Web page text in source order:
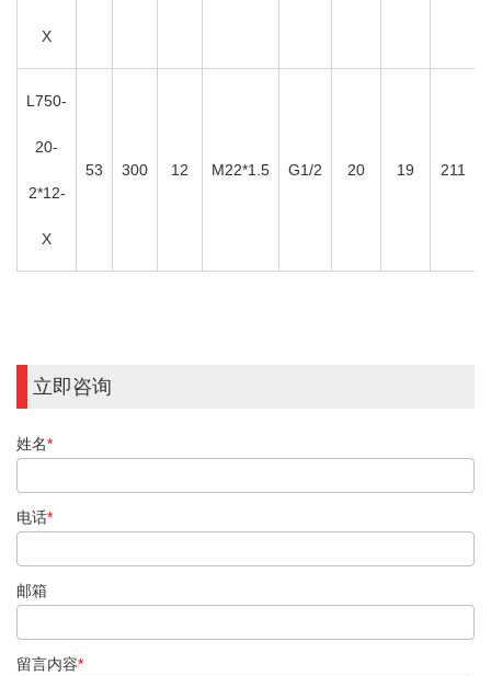
X
L750-
20-
2*12-
X
53 300 12 M22*1.5 G1/2 20 19 211
立即咨询
姓名*
电话*
邮箱
留言内容*